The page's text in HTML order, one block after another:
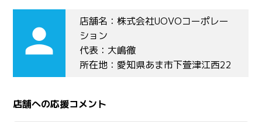
person
店舗名：株式会社UOVOコーポレー
ション
代表：大嶋徹
所在地：愛知県あま市下萱津江西22
店舗への応援コメント